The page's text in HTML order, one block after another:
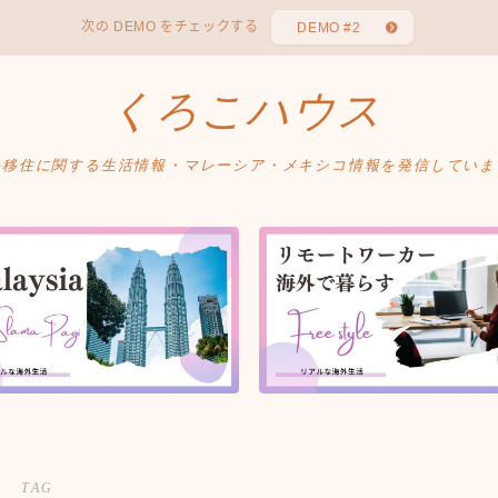
次の DEMO をチェックする DEMO #2
くろこハウス
住に関する生活情報・マレーシア・メキシコ情報を発信してい
TAG